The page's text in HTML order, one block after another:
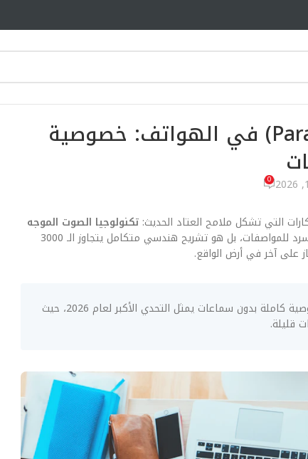
تكنولوجيا الصوت الموجه (Parametric Speakers) في الهواتف: خصوصية
0
التي تشكل ملامح العتاد الحديث: تكنولوجيا الصوت الموجه
. هذا المقال ليس مجرد سرد للمواصفات، بل هو تشريح هندسي متكامل يتجاوز الـ 3000
على آخر في أرض الواقع.
الابتكار في تكنولوجيا الصوت الموجه (Parametric Speakers) في الهواتف: خصوصية كاملة بدون سماعات يمثل التحدي الأكبر لعام 2026، حيث
قليلة.